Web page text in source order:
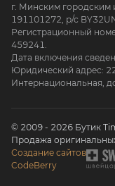
г. Минским
191101272, р/с
Регистрационный
459241.
Дата включения
Юридический адрес:
Интернациональная,
© 2009 - 2026 Бутик
Продажа
Создание сайтов
CodeBerry